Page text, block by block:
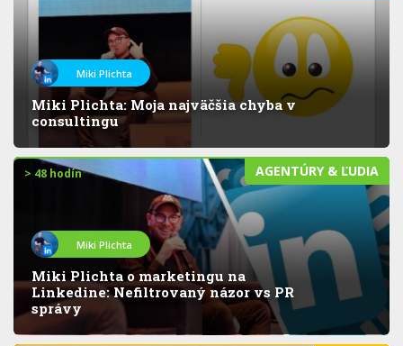
Miki Plichta
Miki Plichta: Moja najväčšia chyba v
consultingu
AGENTÚRY & ĽUDIA
> 48 hodín
Miki Plichta
Miki Plichta o marketingu na
Linkedine: Nefiltrovaný názor vs PR
správy